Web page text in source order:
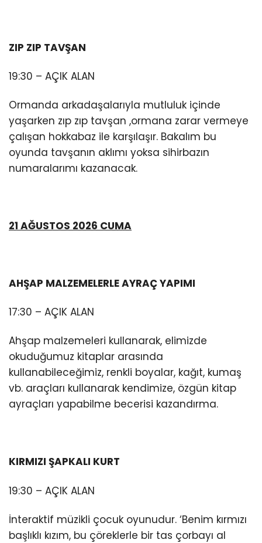
ZIP ZIP TAVŞAN
19:30 – AÇIK ALAN
Ormanda arkadaşalarıyla mutluluk içinde
yaşarken zıp zıp tavşan ,ormana zarar vermeye
çalışan hokkabaz ile karşılaşır. Bakalım bu
oyunda tavşanın aklımı yoksa sihirbazın
numaralarımı kazanacak.
21 AĞUSTOS 2026 CUMA
AHŞAP MALZEMELERLE AYRAÇ YAPIMI
17:30 – AÇIK ALAN
Ahşap malzemeleri kullanarak, elimizde
okuduğumuz kitaplar arasında
kullanabileceğimiz, renkli boyalar, kağıt, kumaş
vb. araçları kullanarak kendimize, özgün kitap
ayraçları yapabilme becerisi kazandırma.
KIRMIZI ŞAPKALI KURT
19:30 – AÇIK ALAN
İnteraktif müzikli çocuk oyunudur. ‘Benim kırmızı
başlıklı kızım, bu çöreklerle bir tas çorbayı al